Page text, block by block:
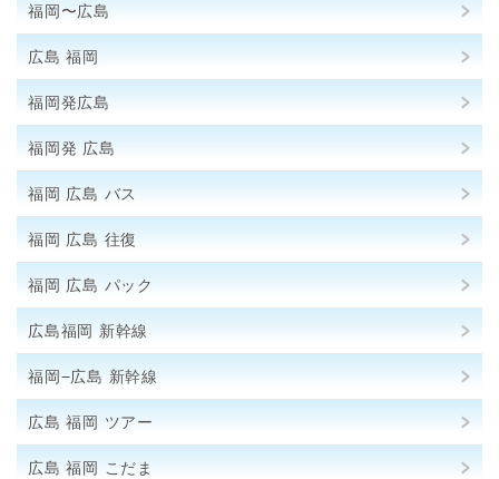
福岡〜広島
広島 福岡
福岡発広島
福岡発 広島
福岡 広島 バス
福岡 広島 往復
福岡 広島 パック
広島福岡 新幹線
福岡−広島 新幹線
広島 福岡 ツアー
広島 福岡 こだま